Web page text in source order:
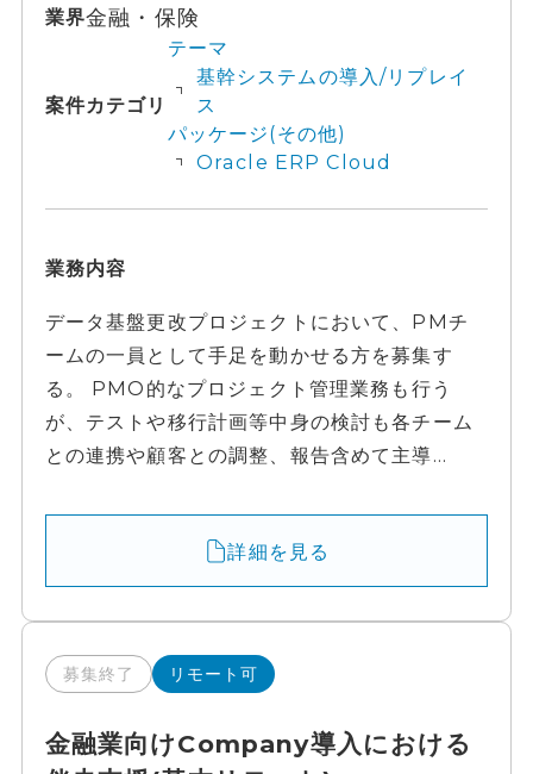
業界金融・保険
案件カテゴリ
テーマ
基幹システムの導入/リプレイ
ス
パッケージ(その他)
Oracle ERP Cloud
業務内容
データ基盤更改プロジェクトにおいて、PMチ
ームの一員として手足を動かせる方を募集す
る。 PMO的なプロジェクト管理業務も行う
が、テストや移行計画等中身の検討も各チーム
との連携や顧客との調整、報告含めて主導...
詳細を見る
募集終了 リモート可
金融業向けCompany導入における